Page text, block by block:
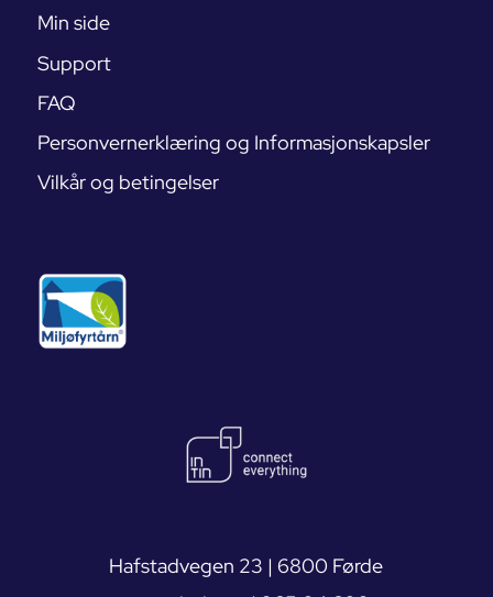
Min side
Support
FAQ
Personvernerklæring og Informasjonskapsler
Vilkår og betingelser
Hafstadvegen 23 | 6800 Førde